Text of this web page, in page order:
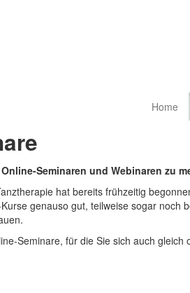
Home
Seminaren und Webinaren zu
hat bereits frühzeitig
genauso gut, teilweise sogar
Seminare, für die Sie sich auch gleich